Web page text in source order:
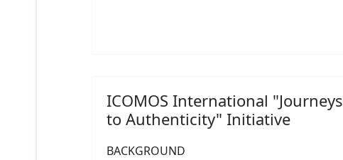
ICOMOS International "Journeys
to Authenticity" Initiative
BACKGROUND